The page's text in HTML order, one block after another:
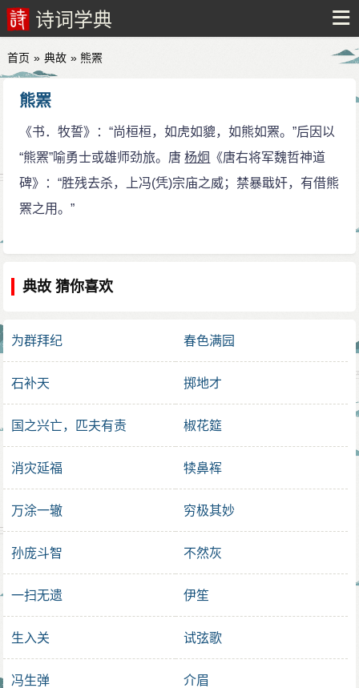
诗词学典
首页 » 典故 » 熊罴
熊罴
《书．牧誓》：“尚桓桓，如虎如貔，如熊如罴。”后因以
“熊罴”喻勇士或雄师劲旅。唐杨炯
《唐右将军魏哲神道
碑》：“胜残去杀，上冯(凭)宗庙之威；禁暴戢奸，有借熊
罴之用。”
典故 猜你喜欢
为群拜纪 春色满园
石补天 掷地才
国之兴亡，匹夫有责 椒花筵
消灾延福 犊鼻裈
万涂一辙 穷极其妙
孙庞斗智 不然灰
一扫无遗 伊笙
生入关 试弦歌
冯生弹 介眉